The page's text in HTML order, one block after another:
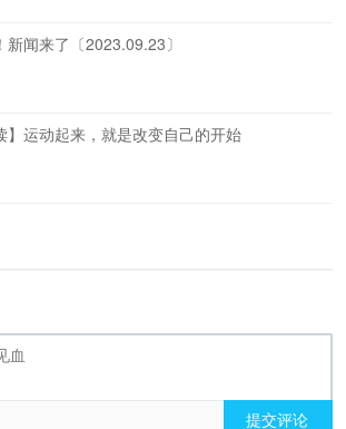
新闻来了〔2023.09.23〕
】运动起来，就是改变自己的开始
提交评论